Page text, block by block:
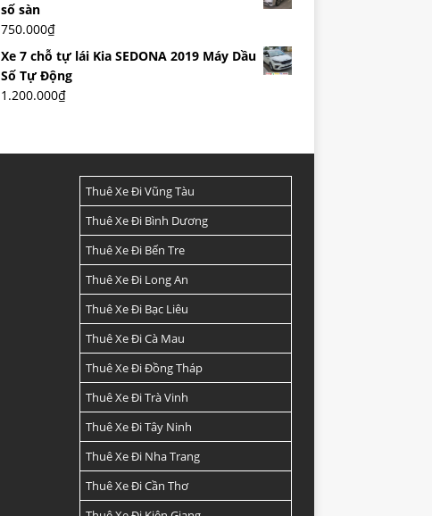
số sàn
750.000₫
Xe 7 chỗ tự lái Kia SEDONA 2019 Máy Dầu
Số Tự Động
1.200.000₫
Thuê Xe Đi Vũng Tàu
Thuê Xe Đi Bình Dương
Thuê Xe Đi Bến Tre
Thuê Xe Đi Long An
Thuê Xe Đi Bạc Liêu
Thuê Xe Đi Cà Mau
Thuê Xe Đi Đồng Tháp
Thuê Xe Đi Trà Vinh
Thuê Xe Đi Tây Ninh
Thuê Xe Đi Nha Trang
Thuê Xe Đi Cần Thơ